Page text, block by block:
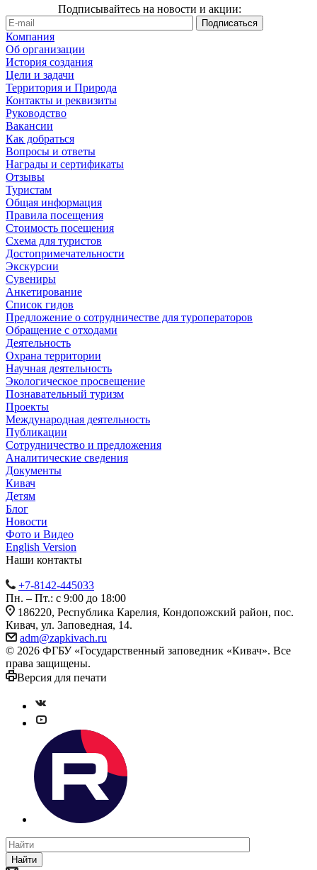
Подписывайтесь на новости и акции:
Компания
Об организации
История создания
Цели и задачи
Территория и Природа
Контакты и реквизиты
Руководство
Вакансии
Как добраться
Вопросы и ответы
Награды и сертификаты
Отзывы
Туристам
Общая информация
Правила посещения
Стоимость посещения
Схема для туристов
Достопримечательности
Экскурсии
Сувениры
Анкетирование
Список гидов
Предложение о сотрудничестве для туроператоров
Обращение с отходами
Деятельность
Охрана территории
Научная деятельность
Экологическое просвещение
Познавательный туризм
Проекты
Международная деятельность
Публикации
Сотрудничество и предложения
Аналитические сведения
Документы
Кивач
Детям
Блог
Новости
Фото и Видео
English Version
Наши контакты
+7-8142-445033
Пн. – Пт.: с 9:00 до 18:00
186220, Республика Карелия, Кондопожский район, пос.
Кивач, ул. Заповедная, 14.
adm@zapkivach.ru
© 2026 ФГБУ «Государственный заповедник «Кивач». Все
права защищены.
Версия для печати
Найти